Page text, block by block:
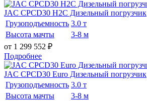
JAC CPCD30 H2C Дизельный погрузчик
Грузоподъемность 3.0 т
Высота мачты
3-8 м
от 1 299 552 ₽
Подробнее
JAC CPCD30 Euro Дизельный погрузчик
Грузоподъемность 3.0 т
Высота мачты
3-8 м